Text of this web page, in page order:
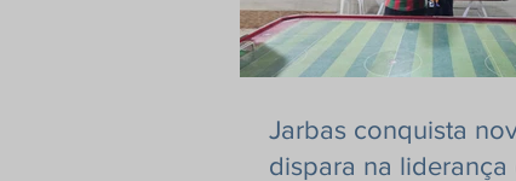
Jarbas conquista
dispara na liderança